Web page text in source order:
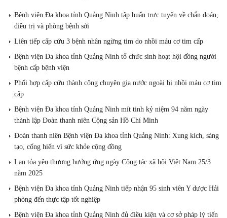
Bệnh viện Đa khoa tỉnh Quảng Ninh tập huấn trực tuyến về chẩn đoán,
điều trị và phòng bệnh sởi
Liên tiếp cấp cứu 3 bệnh nhân ngừng tim do nhồi máu cơ tim cấp
Bệnh viện Đa khoa tỉnh Quảng Ninh tổ chức sinh hoạt hội đồng người
bệnh cấp bệnh viện
Phối hợp cấp cứu thành công chuyên gia nước ngoài bị nhồi máu cơ tim
cấp
Bệnh viện Đa khoa tỉnh Quảng Ninh mít tinh kỷ niệm 94 năm ngày
thành lập Đoàn thanh niên Cộng sản Hồ Chí Minh
Đoàn thanh niên Bệnh viện Đa khoa tỉnh Quảng Ninh: Xung kích, sáng
tạo, cống hiến vì sức khỏe cộng đồng
Lan tỏa yêu thương hưởng ứng ngày Công tác xã hội Việt Nam 25/3
năm 2025
Bệnh viện Đa khoa tỉnh Quảng Ninh tiếp nhận 95 sinh viên Y dược Hải
phòng đến thực tập tốt nghiệp
Bệnh viện Đa khoa tỉnh Quảng Ninh đủ điều kiện và cơ sở pháp lý tiến